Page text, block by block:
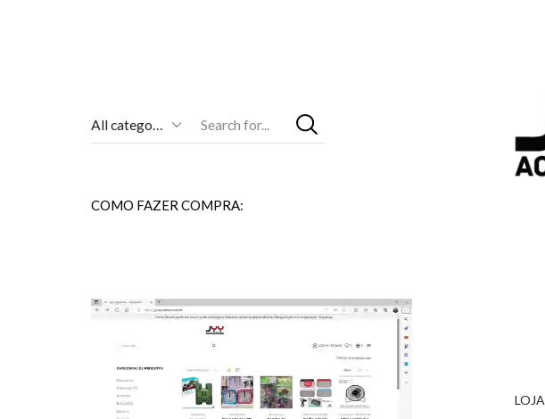
Entrada
COMO FAZER COMPRA:
LOJA